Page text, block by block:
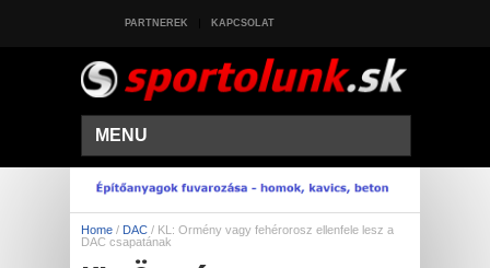
PARTNEREK KAPCSOLAT
MENU
Home / DAC / KL: Örmény vagy fehérorosz ellenfele lesz a
DAC csapatának